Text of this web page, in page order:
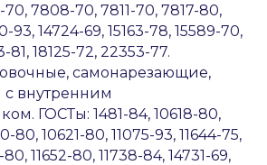
7808-70, 7811-70, 7817-80,
93, 14724-69, 15163-78, 15589-70,
81, 18125-72, 22353-77.
самонарезающие,
внутренним
ГОСТы: 1481-84, 10618-80,
80, 10621-80, 11075-93, 11644-75,
80, 11652-80, 11738-84, 14731-69,